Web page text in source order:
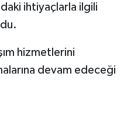
ihtiyaçlarla ilgili
hizmetlerini
devam edeceği